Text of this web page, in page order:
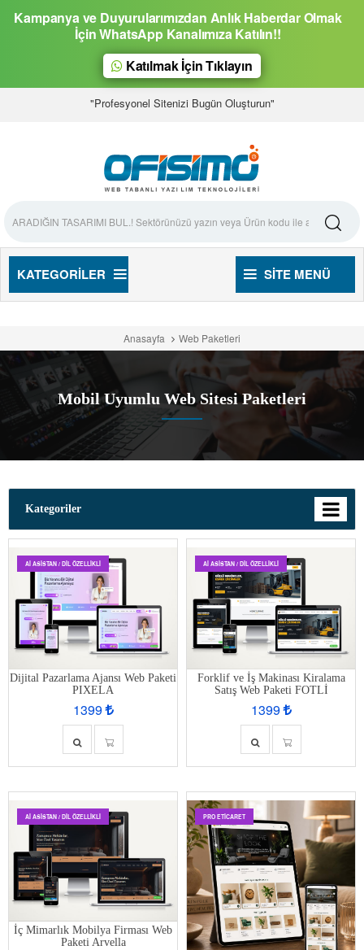
Kampanya ve Duyurularımızdan Anlık Haberdar Olmak
İçin WhatsApp Kanalımıza Katılın!!
Katılmak İçin Tıklayın
"Profesyonel Sitenizi Bugün Oluşturun"
KATEGORILER SITE MENÜ
Anasayfa Web Paketleri
Mobil Uyumlu Web Sitesi Paketleri
Kategoriler
AI ASISTAN / DIL ÖZELLIKLI
Dijital Pazarlama Ajansı Web Paketi
PIXELA
1399
AI ASISTAN / DIL ÖZELLIKLI
Forklif ve İş Makinası Kiralama
Satış Web Paketi FOTLİ
1399
AI ASISTAN / DIL ÖZELLIKLI
İç Mimarlık Mobilya Firması Web
Paketi Arvella
PRO ETİCARET